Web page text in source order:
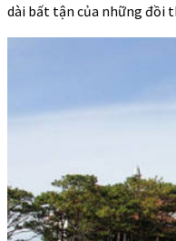
dài bất tận của những đồi